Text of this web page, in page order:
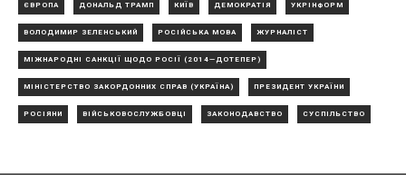
ЄВРОПА ДОНАЛЬД ТРАМП КИЇВ ДЕМОКРАТІЯ УКРІНФОРМ
ВОЛОДИМИР ЗЕЛЕНСЬКИЙ РОСІЙСЬКА МОВА ЖУРНАЛІСТ
МІЖНАРОДНІ САНКЦІЇ ЩОДО РОСІЇ (2014—ДОТЕПЕР)
МІНІСТЕРСТВО ЗАКОРДОННИХ СПРАВ (УКРАЇНА) ПРЕЗИДЕНТ УКРАЇНИ
РОСІЯНИ ВІЙСЬКОВОСЛУЖБОВЦІ ЗАКОНОДАВСТВО СУСПІЛЬСТВО